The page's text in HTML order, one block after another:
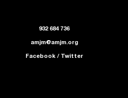
932 684 736
amjm@amjm.org
Facebook/ Twitter